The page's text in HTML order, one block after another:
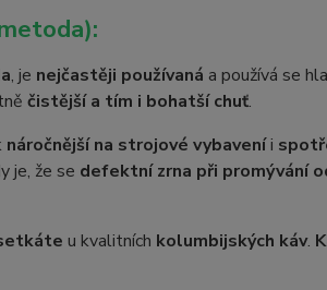
, je nejčastěji používaná a používá se
čistější a tím i bohatší chuť.
náročnější na strojové vybaveníi
je, že se defektní zrna při promývání
u kvalitních kolumbijských káv.